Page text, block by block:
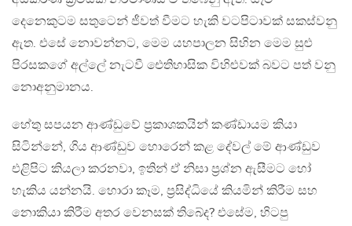
දෙනෙකුටම සතුටෙන් ජීවත් වීමට හැකි වටපිටාවක් සකස්වනු
ඇත. එසේ නොවන්නට, මෙම යහපාලන සිහින මෙම සුළු
පිරසකගේ අල්ලේ නැටවී ඓතිහාසික විහිළුවක් බවට පත් වනු
නොඅනුමානය.
හේතු සපයන ආණ්ඩුවේ ප්‍රකාශකයින් කණ්ඩායම කියා
සිටින්නේ, ගිය ආණ්ඩුව හොරෙන් කළ දේවල් මේ ආණ්ඩුව
එළිපිට කියලා කරනවා, ඉතින් ඒ නිසා ප්‍රශ්න ඇසීමට හෝ
හැකිය යන්නයි. හොරා කෑම, ප්‍රසිද්ධියේ කියමින් කිරීම සහ
නොකියා කිරීම අතර වෙනසක් තිබේද? එසේම, හිටපු